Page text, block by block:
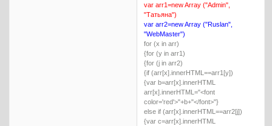
var arr1=new Array ("Admin",
"Татьяна")
var arr2=new Array ("Ruslan",
"WebMaster")
for (x in arr)
{for (y in arr1)
{for (j in arr2)
{if (arr[x].innerHTML==arr1[y])
{var b=arr[x].innerHTML
arr[x].innerHTML="<font
color='red'>"+b+"</font>"}
else if (arr[x].innerHTML==arr2[j])
{var c=arr[x].innerHTML